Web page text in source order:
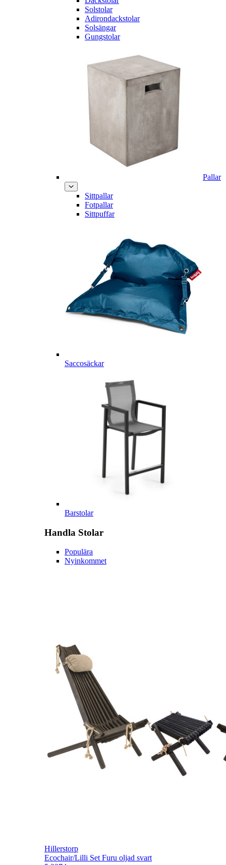
Solstolar
Adirondackstolar
Solsängar
Gungstolar
Pallar
Sittpallar
Fotpallar
Sittpuffar
Saccosäckar
Barstolar
Handla Stolar
Populära
Nyinkommet
Hillerstorp
Ecochair/Lilli Set Furu oljad svart